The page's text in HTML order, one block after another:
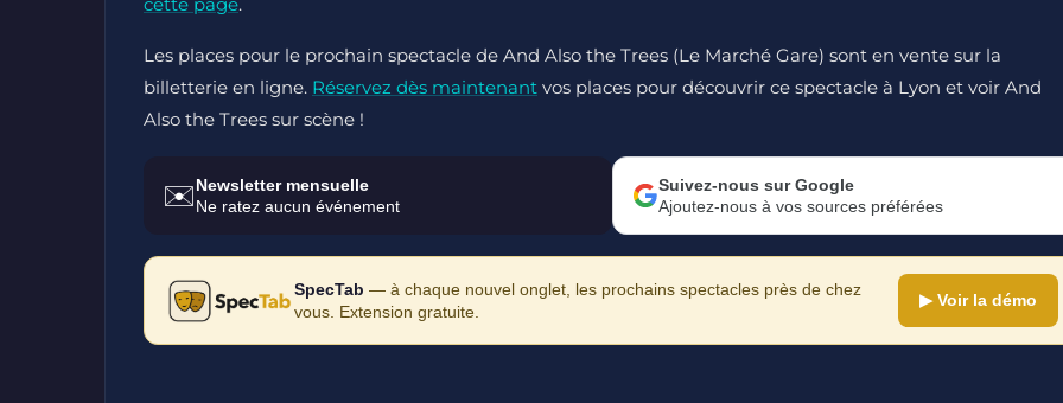
Les places pour le prochain spectacle de And Also the Trees (Le Marché Gare) sont en vente sur la
billetterie en ligne. Réservez dès maintenant vos places pour découvrir ce spectacle à Lyon et voir And
Also the Trees sur scène !
✉️Newsletter mensuelle
Ne ratez aucun événement
Suivez-nous sur Google
Ajoutez-nous à vos sources préférées
SpecTab — à chaque nouvel onglet, les prochains spectacles près de chez
vous. Extension gratuite.
▶ Voir la démo